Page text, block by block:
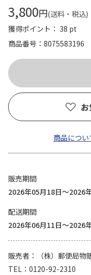
3,800円(送料・税込)
獲得ポイント： 38 pt
商品番号
8075583196
商品につ
販売期間
2026年05月18日～2026
配送期間
2026年06月11日～2026
販売者
（株）郵便局物
TEL
0120-92-2310